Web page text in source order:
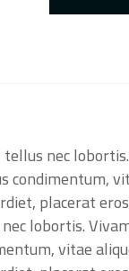
nec
condimentum,
placerat
lobortis.
vitae